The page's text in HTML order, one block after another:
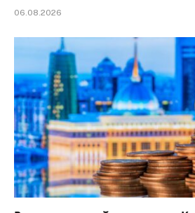
06.08.2026